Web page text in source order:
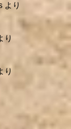
より
り
り